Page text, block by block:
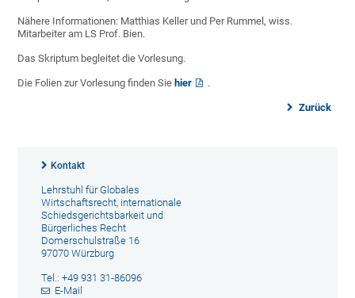
Nähere Informationen: Matthias Keller und Per Rummel, wiss.
Mitarbeiter am LS Prof. Bien.
Das Skriptum begleitet die Vorlesung.
Die Folien zur Vorlesung finden Sie hier .
Zurück
Kontakt
Lehrstuhl für Globales
Wirtschaftsrecht, internationale
Schiedsgerichtsbarkeit und
Bürgerliches Recht
Domerschulstraße 16
97070 Würzburg
Tel.: +49 931 31-86096
E-Mail